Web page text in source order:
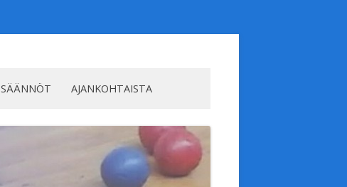
SÄÄNNÖT AJANKOHTAISTA